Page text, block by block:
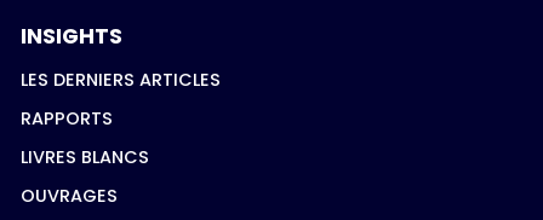
INSIGHTS
LES DERNIERS ARTICLES
RAPPORTS
LIVRES BLANCS
OUVRAGES